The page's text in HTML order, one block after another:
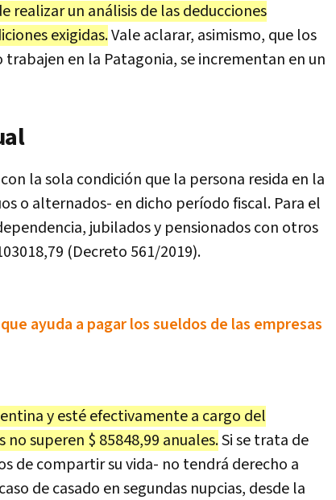
realizar un análisis de las deducciones
exigidas.Vale aclarar, asimismo, que los
en la Patagonia, se incrementan en un
la sola condición que la persona resida en la
o alternados- en dicho período fiscal. Para el
jubilados y pensionados con otros
(Decreto 561/2019).
ayuda a pagar los sueldos de las empresas
y esté efectivamente a cargo del
superen $ 85848,99 anuales.Si se trata de
de compartir su vida- no tendrá derecho a
de casado en segundas nupcias, desde la